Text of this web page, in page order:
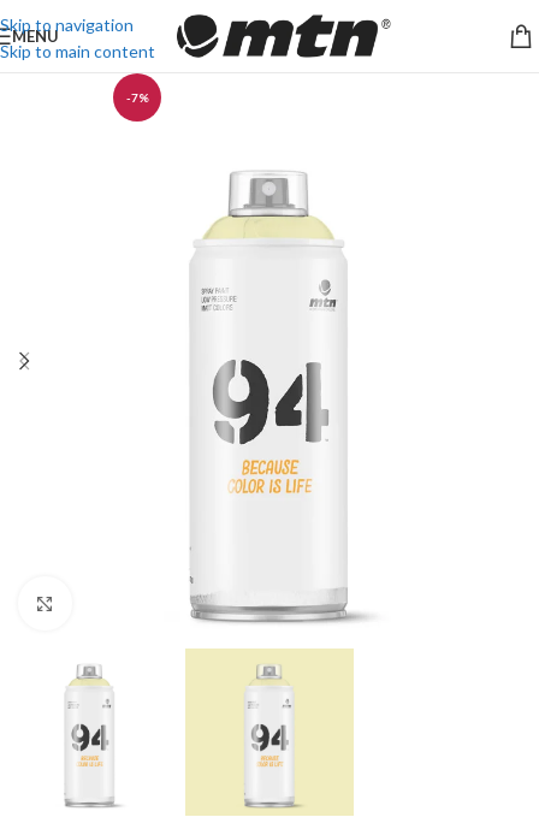
Skip to navigation
Skip to main content
MENU
-7%